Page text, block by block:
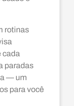
rotinas
cada
paradas
— um
para você